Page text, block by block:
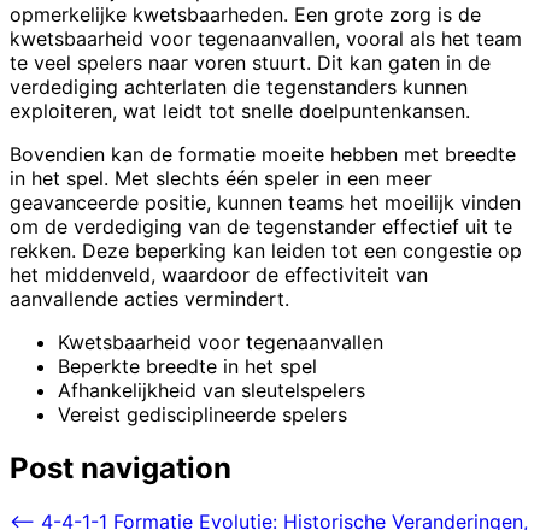
opmerkelijke kwetsbaarheden. Een grote zorg is de
kwetsbaarheid voor tegenaanvallen, vooral als het team
te veel spelers naar voren stuurt. Dit kan gaten in de
verdediging achterlaten die tegenstanders kunnen
exploiteren, wat leidt tot snelle doelpuntenkansen.
Bovendien kan de formatie moeite hebben met breedte
in het spel. Met slechts één speler in een meer
geavanceerde positie, kunnen teams het moeilijk vinden
om de verdediging van de tegenstander effectief uit te
rekken. Deze beperking kan leiden tot een congestie op
het middenveld, waardoor de effectiviteit van
aanvallende acties vermindert.
Kwetsbaarheid voor tegenaanvallen
Beperkte breedte in het spel
Afhankelijkheid van sleutelspelers
Vereist gedisciplineerde spelers
Post navigation
⟵ 4-4-1-1 Formatie Evolutie: Historische Veranderingen,